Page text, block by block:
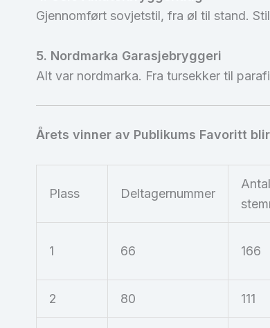
Gjennomført sovjetstil, fra øl til stand.
5. Nordmarka Garasjebryggeri
Alt var nordmarka. Fra tursekker til
Årets vinner av Publikums Favoritt
Plass Deltagernummer
1 66 166
2 80 111